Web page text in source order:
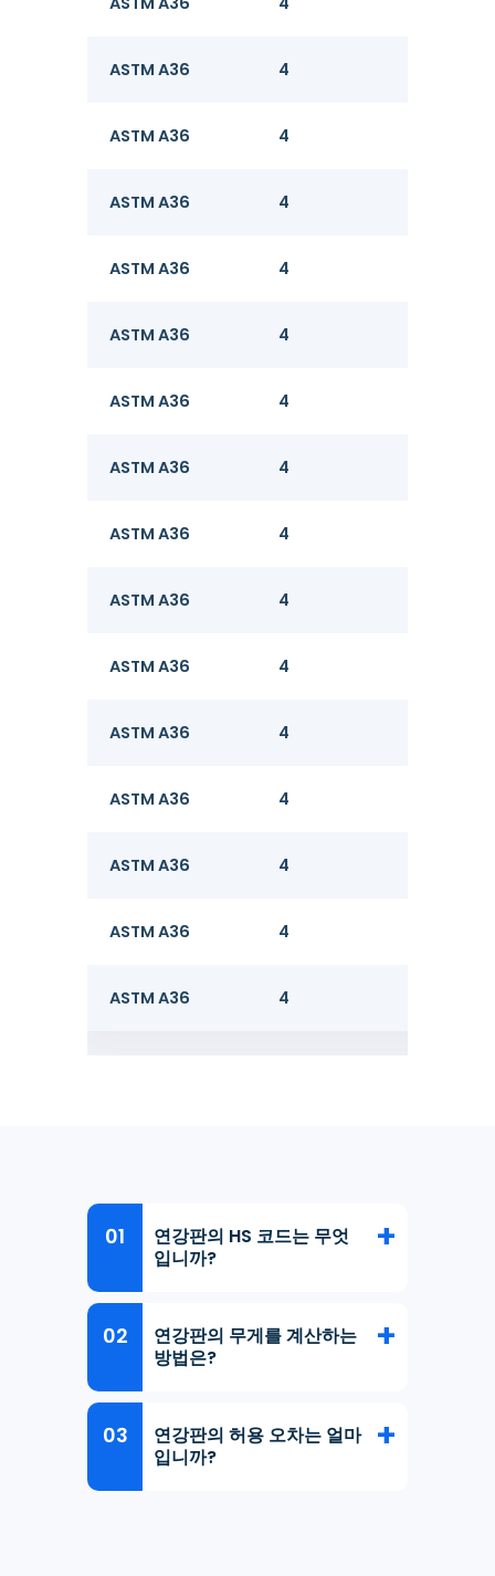
ASTM A36 4
ASTM A36 4
ASTM A36 4
ASTM A36 4
ASTM A36 4
ASTM A36 4
ASTM A36 4
ASTM A36 4
ASTM A36 4
ASTM A36 4
ASTM A36 4
ASTM A36 4
ASTM A36 4
ASTM A36 4
ASTM A36 4
연강판의 HS 코드는 무엇
입니까?
연강판의 무게를 계산하는
방법은?
연강판의 허용 오차는 얼마
입니까?